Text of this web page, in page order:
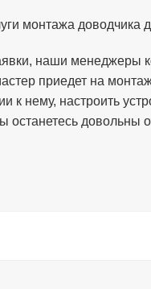
монтажа доводчика
наши менеджеры
приедет на
к нему, настроить
останетесь довольны